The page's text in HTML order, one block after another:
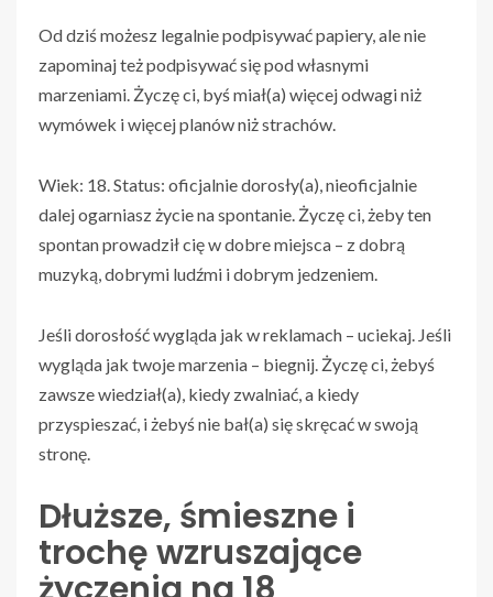
Od dziś możesz legalnie podpisywać papiery, ale nie
zapominaj też podpisywać się pod własnymi
marzeniami. Życzę ci, byś miał(a) więcej odwagi niż
wymówek i więcej planów niż strachów.
Wiek: 18. Status: oficjalnie dorosły(a), nieoficjalnie
dalej ogarniasz życie na spontanie. Życzę ci, żeby ten
spontan prowadził cię w dobre miejsca – z dobrą
muzyką, dobrymi ludźmi i dobrym jedzeniem.
Jeśli dorosłość wygląda jak w reklamach – uciekaj. Jeśli
wygląda jak twoje marzenia – biegnij. Życzę ci, żebyś
zawsze wiedział(a), kiedy zwalniać, a kiedy
przyspieszać, i żebyś nie bał(a) się skręcać w swoją
stronę.
Dłuższe, śmieszne i
trochę wzruszające